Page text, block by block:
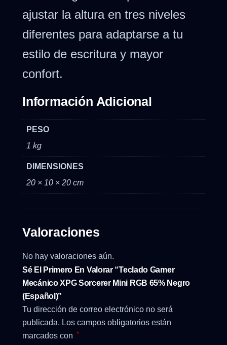
ajustar la altura en tres niveles
diferentes para adaptarse a tu
estilo de escritura y mayor
confort.
Información Adicional
PESO
1 kg
DIMENSIONES
20 × 10 × 20 cm
Valoraciones
No hay valoraciones aún.
Sé El Primero En Valorar “Teclado Gamer
Mecánico XPG Sorcerer Mini RGB 65% Negro
(Español)”
Tu dirección de correo electrónico no será
publicada. Los campos obligatorios están
marcados con *